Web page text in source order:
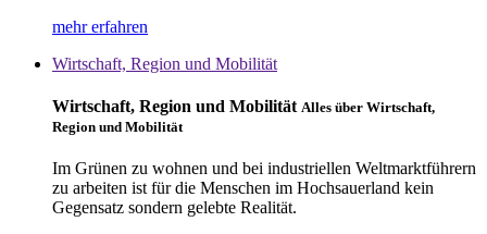
mehr erfahren
Wirtschaft, Region und Mobilität
Wirtschaft, Region und Mobilität Alles über Wirtschaft,
Region und Mobilität
Im Grünen zu wohnen und bei industriellen Weltmarktführern
zu arbeiten ist für die Menschen im Hochsauerland kein
Gegensatz sondern gelebte Realität.